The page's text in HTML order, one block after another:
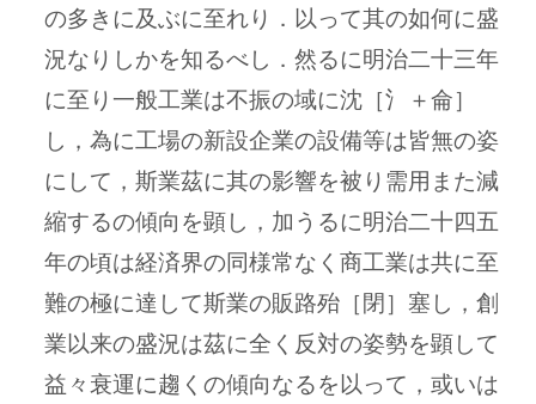
の多きに及ぶに至れり．以って其の如何に盛
況なりしかを知るべし．然るに明治二十三年
に至り一般工業は不振の域に沈［氵＋侖］
し，為に工場の新設企業の設備等は皆無の姿
にして，斯業茲に其の影響を被り需用また減
縮するの傾向を顕し，加うるに明治二十四五
年の頃は経済界の同様常なく商工業は共に至
難の極に達して斯業の販路殆［閉］塞し，創
業以来の盛況は茲に全く反対の姿勢を顕して
益々衰運に趨くの傾向なるを以って，或いは